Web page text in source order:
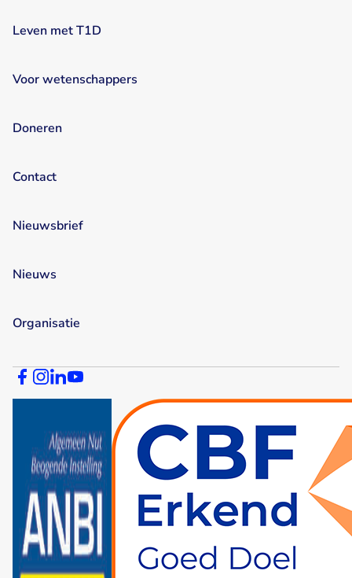
Leven met T1D
Voor wetenschappers
Doneren
Contact
Nieuwsbrief
Nieuws
Organisatie